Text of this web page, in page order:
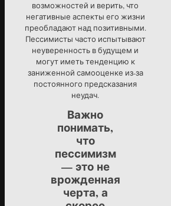
возможностей и верить, что
негативные аспекты его жизни
преобладают над позитивными.
Пессимисты часто испытывают
неуверенность в будущем и
могут иметь тенденцию к
заниженной самооценке из-за
постоянного предсказания
неудач.
Важно
понимать,
что
пессимизм
— это не
врожденная
черта, а